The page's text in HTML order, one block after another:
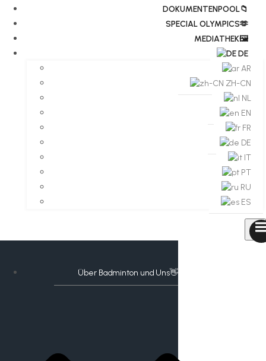
DOKUMENTENPOOL📁
​​SPECIAL OLYMPICS🫶
MEDIATHEK🖼️​
DE
AR
ZH-CN
NL
EN
FR
DE
IT
PT
RU
ES
Über Badminton und Uns👋